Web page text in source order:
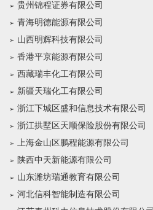
贵州锦程证券有限公司
青海明德能源有限公司
山西明辉科技有限公司
香港平京能源有限公司
西藏瑞丰化工有限公司
新疆天瑞化工有限公司
浙江下城区盛和信息技术有限公司
浙江拱墅区天顺保险股份有限公司
上海金山区鹏程能源有限公司
陕西中天新能源有限公司
山东潍坊瑞通教育有限公司
河北信科智能制造有限公司